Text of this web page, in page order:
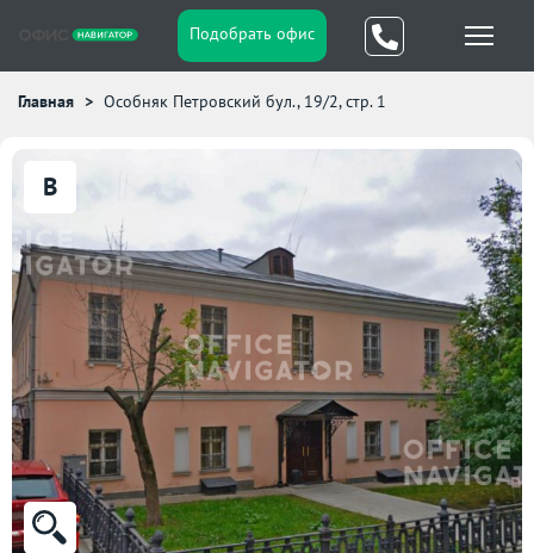
Подобрать офис
Главная Особняк Петровский бул., 19/2, стр. 1
B